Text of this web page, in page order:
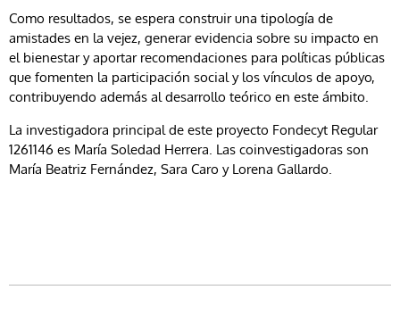
Como resultados, se espera construir una tipología de
amistades en la vejez, generar evidencia sobre su impacto en
el bienestar y aportar recomendaciones para políticas públicas
que fomenten la participación social y los vínculos de apoyo,
contribuyendo además al desarrollo teórico en este ámbito.
La investigadora principal de este proyecto Fondecyt Regular
1261146 es María Soledad Herrera. Las coinvestigadoras son
María Beatriz Fernández, Sara Caro y Lorena Gallardo.